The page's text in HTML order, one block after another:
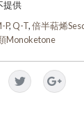
提供
P,Q-T,倍半萜烯
Monoketone